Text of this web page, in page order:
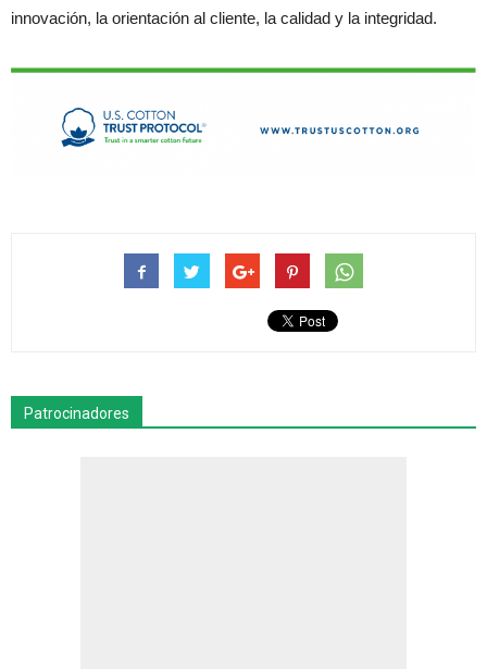
innovación, la orientación al cliente, la calidad y la integridad.
Patrocinadores